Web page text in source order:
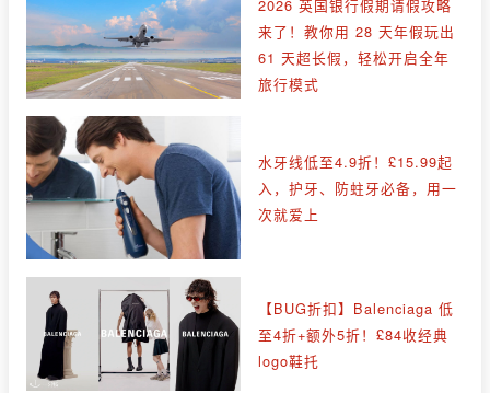
2026 英国银行假期请假攻略
来了！教你用 28 天年假玩出
61 天超长假，轻松开启全年
旅行模式
水牙线低至4.9折！£15.99起
入，护牙、防蛀牙必备，用一
次就爱上
【BUG折扣】Balenciaga 低
至4折+额外5折！£84收经典
logo鞋托